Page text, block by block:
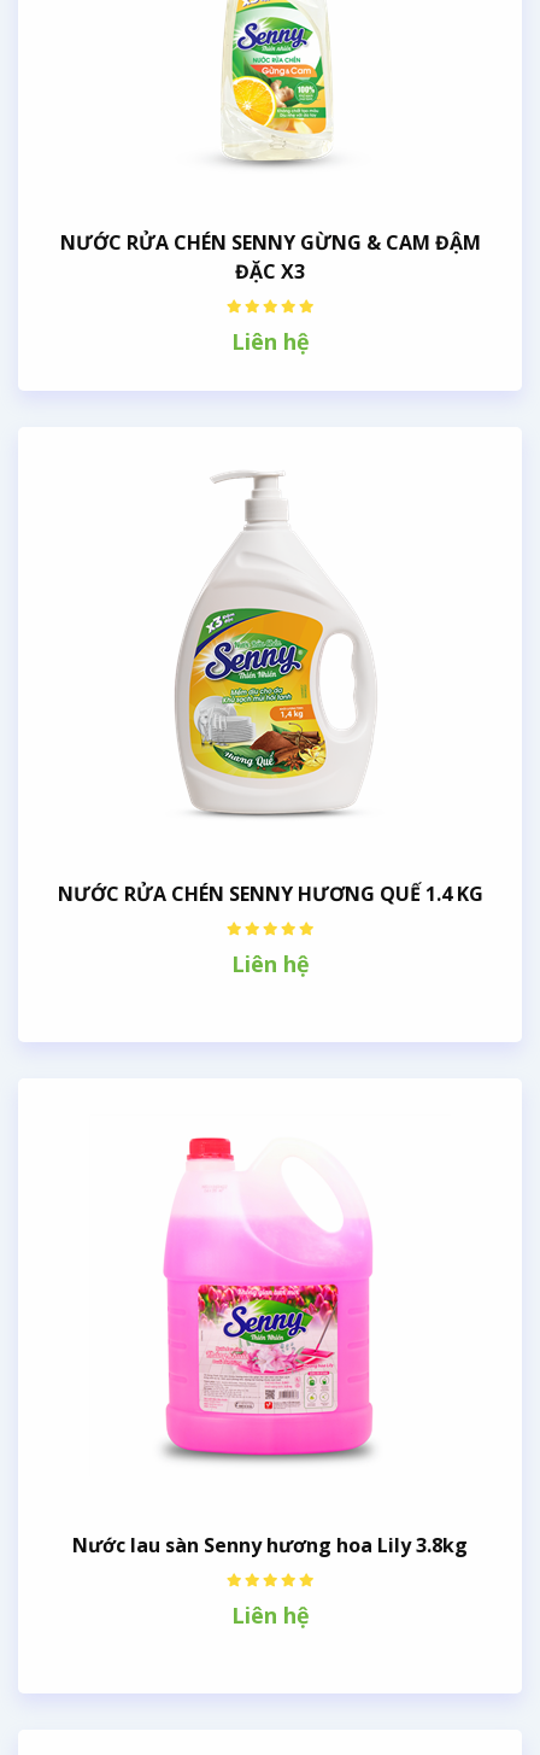
NƯỚC RỬA CHÉN SENNY GỪNG & CAM ĐẬM
ĐẶC X3
Liên hệ
NƯỚC RỬA CHÉN SENNY HƯƠNG QUẾ 1.4 KG
Liên hệ
Nước lau sàn Senny hương hoa Lily 3.8kg
Liên hệ